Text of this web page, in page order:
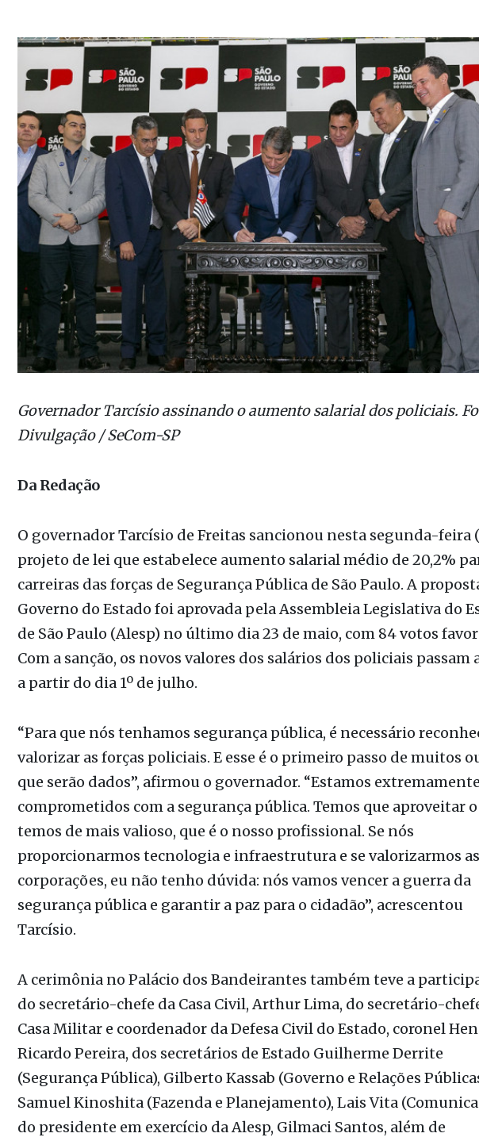
Governador Tarcísio assinando o aumento salarial dos policiais.
Da Redação
O governador Tarcísio de Freitas sancionou nesta segunda-feira
carreiras das forças de Segurança Pública de São Paulo. A
Governo do Estado foi aprovada pela Assembleia Legislativa do
de São Paulo (Alesp) no último dia 23 de maio, com 84 votos
Com a sanção, os novos valores dos salários dos policiais passam
a partir do dia 1º de julho.
“Para que nós tenhamos segurança pública, é necessário
que serão dados”, afirmou o governador. “Estamos
comprometidos com a segurança pública. Temos que aproveitar
temos de mais valioso, que é o nosso profissional. Se nós
proporcionarmos tecnologia e infraestrutura e se valorizarmos as
corporações, eu não tenho dúvida: nós vamos vencer a guerra da
segurança pública e garantir a paz para o cidadão”, acrescentou
Tarcísio.
A cerimônia no Palácio dos Bandeirantes também teve a
Casa Militar e coordenador da Defesa Civil do Estado, coronel
Ricardo Pereira, dos secretários de Estado Guilherme Derrite
(Segurança Pública), Gilberto Kassab (Governo e Relações
Samuel Kinoshita (Fazenda e Planejamento), Lais Vita
do presidente em exercício da Alesp, Gilmaci Santos, além de
autoridades policiais, parlamentares e representantes da
civil.